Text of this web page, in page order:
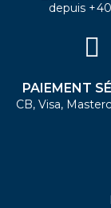
depuis
PAIEMENT
CB, Visa,